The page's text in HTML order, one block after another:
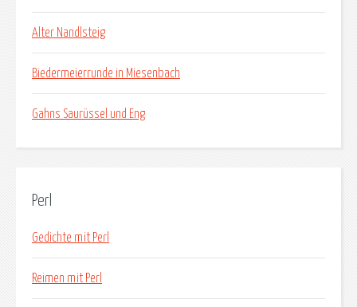
Alter Nandlsteig
Biedermeierrunde in Miesenbach
Gahns Saurüssel und Eng
Perl
Gedichte mit Perl
Reimen mit Perl